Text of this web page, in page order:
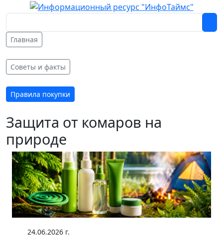
Главная
Советы и факты
Правила покупки
Защита от комаров на
природе
24.06.2026 г.